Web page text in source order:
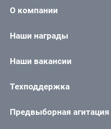
О компании
Наши награды
Наши вакансии
Техподдержка
Предвыборная агитация